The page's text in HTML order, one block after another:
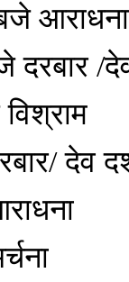
दरबार /
देव